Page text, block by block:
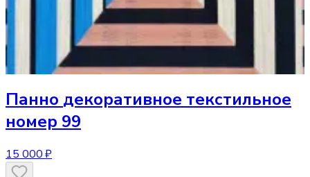
Панно декоративное текстильное
номер 99
15 000 ₽